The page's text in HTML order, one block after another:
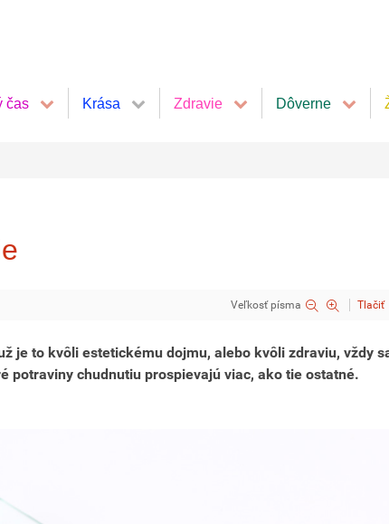
čas Krása Zdravie Dôverne
Veľkosť písma Tlačiť
je to kvôli estetickému dojmu, alebo kvôli zdraviu, vždy
chudnutiu prospievajú viac, ako tie ostatné.